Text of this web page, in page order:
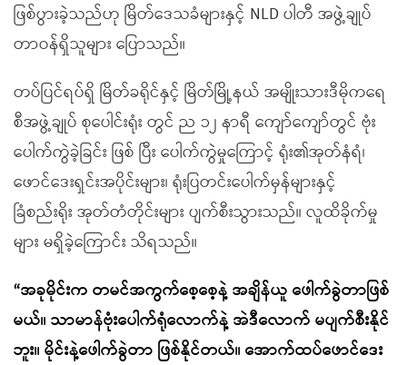
ဖြစ်ပွားခဲ့သည်ဟု မြိတ်ဒေသခံများနှင့် NLD ပါတီ အဖွဲ့ချုပ်
တာဝန်ရှိသူများ ပြောသည်။
တပ်ပြင်ရပ်ရှိ မြိတ်ခရိုင်နှင့် မြိတ်မြို့နယ် အမျိုးသားဒီမိုကရေ
စီအဖွဲ့ချုပ် စုပေါင်းရုံး တွင် ည ၁၂ နာရီ ကျော်ကျော်တွင် ဗုံး
ပေါက်ကွဲခဲ့ခြင်း ဖြစ် ပြီး ပေါက်ကွဲမှုကြောင့် ရုံး၏အုတ်နံရံ၊
ဖောင်ဒေးရှင်းအပိုင်းများ၊ ရုံးပြတင်းပေါက်မှန်များနှင့်
ခြံစည်းရိုး အုတ်တံတိုင်းများ ပျက်စီးသွားသည်။ လူထိခိုက်မှု
များ မရှိခဲ့ကြောင်း သိရသည်။
“အခုမိုင်းက တမင်အကွက်စေ့စေ့နဲ့ အချိန်ယူ ဖေါက်ခွဲတာဖြစ်
မယ်။ သာမာန်ဗုံးပေါက်ရုံလောက်နဲ့ အဲဒီလောက် မပျက်စီးနိုင်
ဘူး။ မိုင်းနဲ့ဖေါက်ခွဲတာ ဖြစ်နိုင်တယ်။ အောက်ထပ်ဖောင်ဒေး